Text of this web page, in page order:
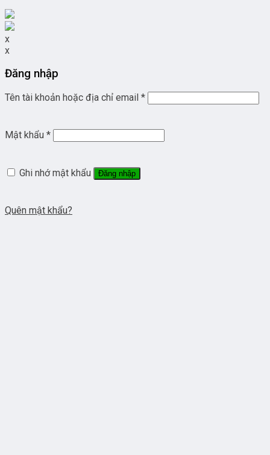
x
x
Đăng nhập
Tên tài khoản hoặc địa chỉ email *
Mật khẩu *
Ghi nhớ mật khẩu Đăng nhập
Quên mật khẩu?